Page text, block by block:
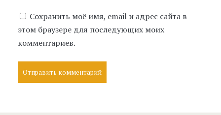
Сохранить моё имя, email и адрес сайта в
этом браузере для последующих моих
комментариев.